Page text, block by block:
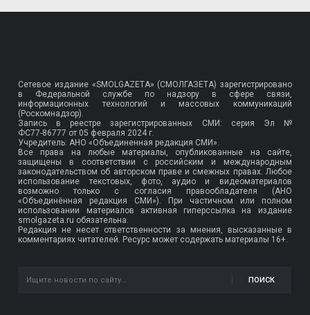
Сетевое издание «SMOLGAZETA» (СМОЛГАЗЕТА) зарегистрировано
в Федеральной службе по надзору в сфере связи,
информационных технологий и массовых коммуникаций
(Роскомнадзор).
Запись в реестре зарегистрированных СМИ: серия Эл №
ФС77-86777 от 05 февраля 2024 г.
Учредитель: АНО «Объединенная редакция СМИ».
Все права на любые материалы, опубликованные на сайте,
защищены в соответствии с российским и международным
законодательством об авторском праве и смежных правах. Любое
использование текстовых, фото, аудио и видеоматериалов
возможно только с согласия правообладателя (АНО
«Объединённая редакция СМИ»). При частичном или полном
использовании материалов активная гиперссылка на издание
smolgazeta.ru обязательна.
Редакция не несет ответственности за мнения, высказанные в
комментариях читателей. Ресурс может содержать материалы 16+.
ПОИСК